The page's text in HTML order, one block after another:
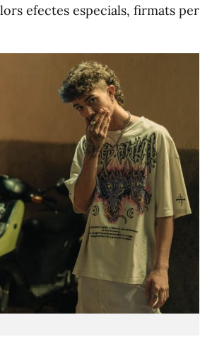
efectes especials, firmats per